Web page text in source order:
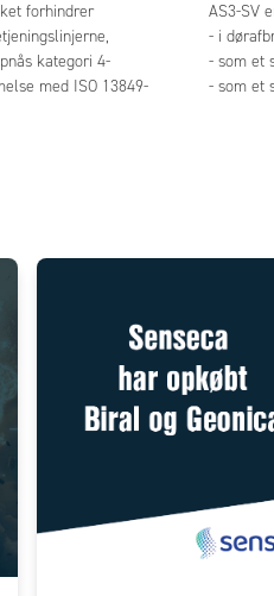
forhindrer
kategori 4-
med ISO 13849-
AS3-SV
- i
- som et
- som et
row Add as new cart row